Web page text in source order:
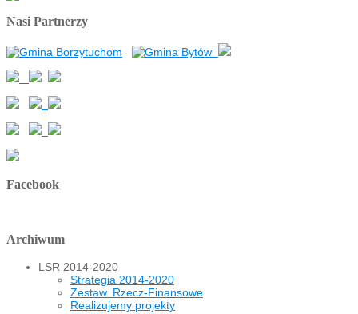
Nasi Partnerzy
Facebook
Archiwum
LSR 2014-2020
Strategia 2014-2020
Zestaw. Rzecz-Finansowe
Realizujemy projekty